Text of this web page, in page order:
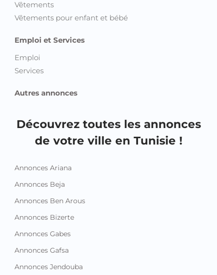
Vêtements
Vêtements pour enfant et bébé
Emploi et Services
Emploi
Services
Autres annonces
Découvrez toutes les annonces
de votre ville en Tunisie !
Annonces Ariana
Annonces Beja
Annonces Ben Arous
Annonces Bizerte
Annonces Gabes
Annonces Gafsa
Annonces Jendouba